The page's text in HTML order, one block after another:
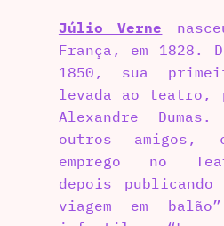
Júlio Verne
França, em 1828.
1850, sua
levada ao teatro,
Alexandre
outros amigos,
emprego no
depois publicando
viagem em